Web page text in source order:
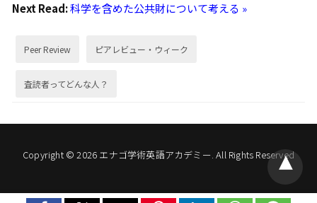
Next Read:科学を含めた公共財について考える »
Peer Review ピアレビュー・ウィーク
査読者ってどんな人？
Copyright © 2026 エナゴ学術英語アカデミー. All Rights Reserved